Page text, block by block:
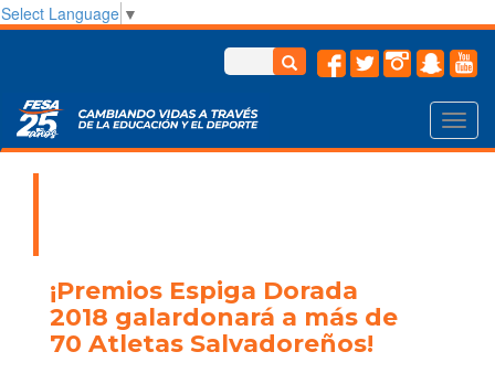
Select Language ▼
¡Premios Espiga Dorada
2018 galardonará a más de
70 Atletas Salvadoreños!